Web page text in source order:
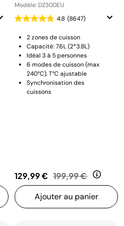
Modèle: DZ300EU
4.8 (8647)
2 zones de cuisson
Capacité: 7.6L (2*3.8L)
Idéal 3 à 5 personnes
6 modes de cuisson (max
240°C), T°C ajustable
Synchronisation des
cuissons
129,99 € Prix réduit de
199,99 € au
Ajouter au panier